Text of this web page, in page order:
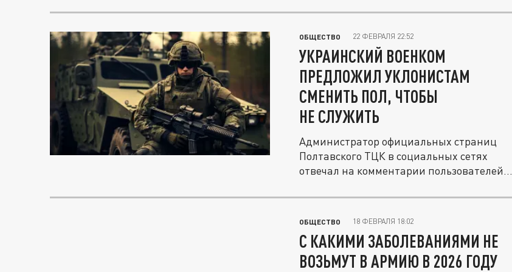
ОБЩЕСТВО 22 ФЕВРАЛЯ 22:52
УКРАИНСКИЙ ВОЕНКОМ
ПРЕДЛОЖИЛ УКЛОНИСТАМ
СМЕНИТЬ ПОЛ, ЧТОБЫ
НЕ СЛУЖИТЬ
Администратор официальных страниц
Полтавского ТЦК в социальных сетях
отвечал на комментарии пользователей...
ОБЩЕСТВО 18 ФЕВРАЛЯ 18:02
С КАКИМИ ЗАБОЛЕВАНИЯМИ НЕ
ВОЗЬМУТ В АРМИЮ В 2026 ГОДУ